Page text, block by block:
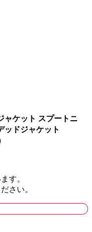
ャケット スプートニ
ッドジャケット
す。
さい。